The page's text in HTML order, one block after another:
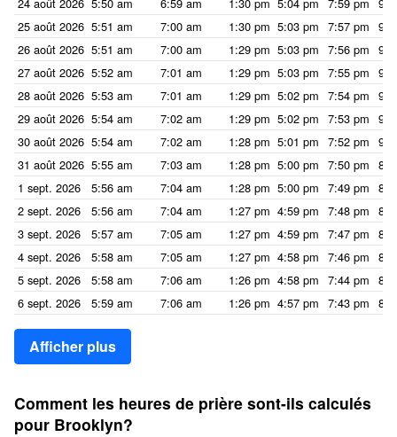
25 août 2026 5:51 am 7:00 am 1:30 pm 5:03 pm 7:57 pm
26 août 2026 5:51 am 7:00 am 1:29 pm 5:03 pm 7:56 pm
27 août 2026 5:52 am 7:01 am 1:29 pm 5:03 pm 7:55 pm
28 août 2026 5:53 am 7:01 am 1:29 pm 5:02 pm 7:54 pm
29 août 2026 5:54 am 7:02 am 1:29 pm 5:02 pm 7:53 pm
30 août 2026 5:54 am 7:02 am 1:28 pm 5:01 pm 7:52 pm
31 août 2026 5:55 am 7:03 am 1:28 pm 5:00 pm 7:50 pm
1 sept. 2026
5:56 am 7:04 am 1:28 pm 5:00 pm 7:49 pm
2 sept. 2026
5:56 am 7:04 am 1:27 pm 4:59 pm 7:48 pm
3 sept. 2026
5:57 am 7:05 am 1:27 pm 4:59 pm 7:47 pm
4 sept. 2026
5:58 am 7:05 am 1:27 pm 4:58 pm 7:46 pm
5 sept. 2026
5:58 am 7:06 am 1:26 pm 4:58 pm 7:44 pm
6 sept. 2026
5:59 am 7:06 am 1:26 pm 4:57 pm 7:43 pm
Afficher plus
Comment les heures de prière sont-ils calculés
pour Brooklyn?